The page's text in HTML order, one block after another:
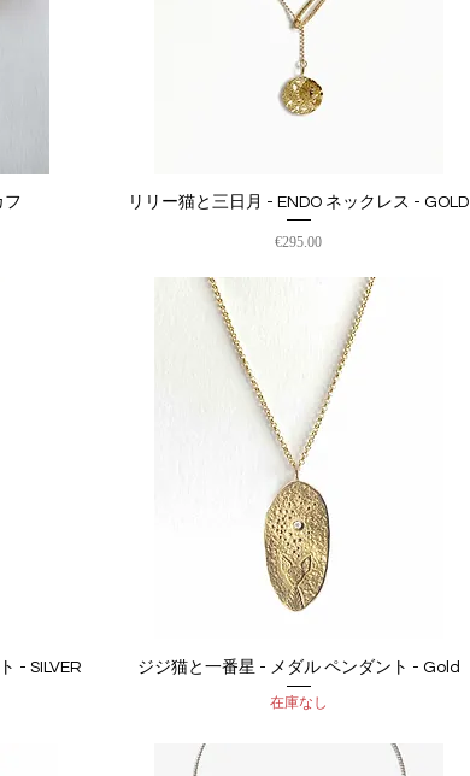
フ クイックビュー
リリー猫と三日月 - ENDO ネックレス - GOLD
価格
€295.00
- SILVER クイックビュー
ジジ猫と一番星 - メダル ペンダント - Gold
在庫なし